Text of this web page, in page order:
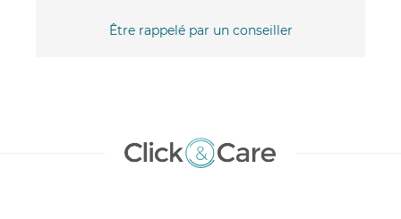
Être rappelé par un conseiller